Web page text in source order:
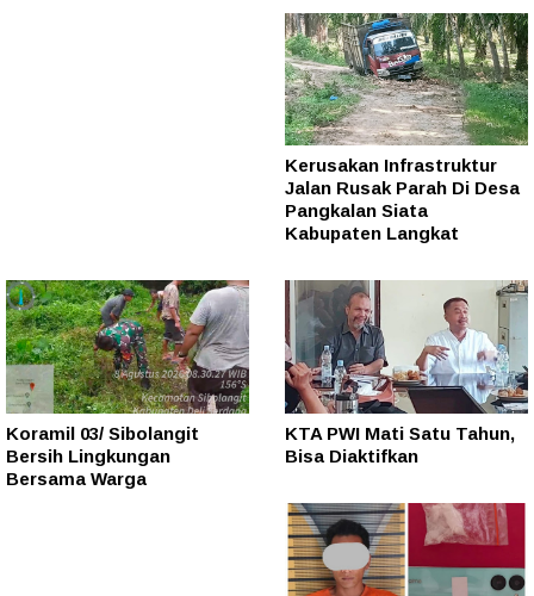
Kerusakan Infrastruktur
Jalan Rusak Parah Di Desa
Pangkalan Siata
Kabupaten Langkat
Koramil 03/ Sibolangit
Bersih Lingkungan
Bersama Warga
KTA PWI Mati Satu Tahun,
Bisa Diaktifkan